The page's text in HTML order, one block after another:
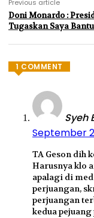
Previous article
Doni Monardo :
Tugaskan Saya
1 COMMENT
Syeh
September
TA Geson dih
Harusnya klo
apalagi di
perjuangan,
perjuangan
kedua